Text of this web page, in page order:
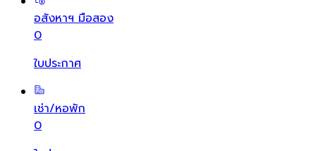
อสังหาฯ มือสอง
0
ใบประกาศ
เช่า/หอพัก
0